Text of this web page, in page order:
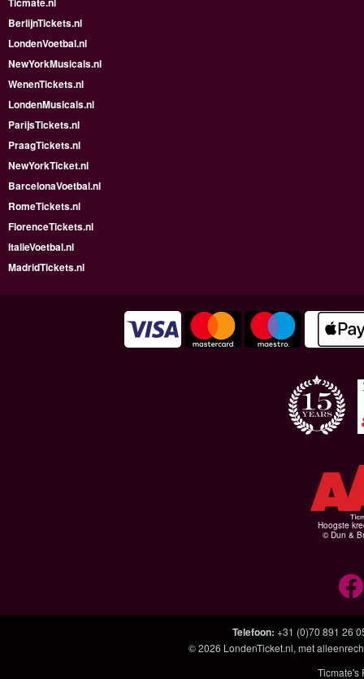
BerlijnTickets.nl
LondenVoetbal.nl
NewYorkMusicals.nl
WenenTickets.nl
LondenMusicals.nl
ParijsTickets.nl
PraagTickets.nl
NewYorkTicket.nl
BarcelonaVoetbal.nl
RomeTickets.nl
FlorenceTickets.nl
ItalieVoetbal.nl
MadridTickets.nl
Hoogste
© Dun &
Telefoon: +31 (0)70 891 26
© 2026 LondenTicket.nl, met
Ticmate's